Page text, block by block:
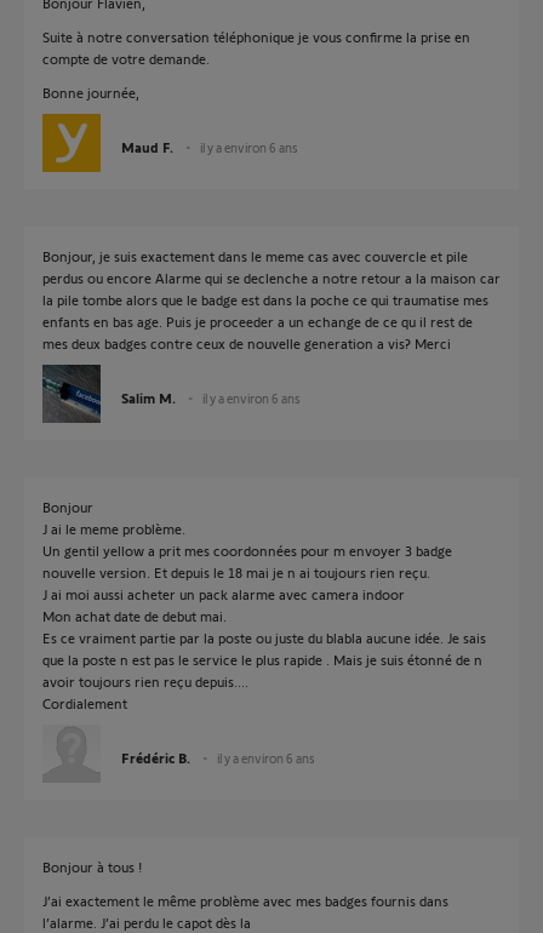
Suite à notre conversation téléphonique je vous confirme la prise en
compte de votre demande.
Bonne journée,
Maud F. il y a environ 6 ans
Bonjour, je suis exactement dans le meme cas avec couvercle et pile
perdus ou encore Alarme qui se declenche a notre retour a la maison car
la pile tombe alors que le badge est dans la poche ce qui traumatise mes
enfants en bas age. Puis je proceeder a un echange de ce qu il rest de
mes deux badges contre ceux de nouvelle generation a vis? Merci
Salim M. il y a environ 6 ans
Bonjour
J ai le meme problème.
Un gentil yellow a prit mes coordonnées pour m envoyer 3 badge
nouvelle version. Et depuis le 18 mai je n ai toujours rien reçu.
J ai moi aussi acheter un pack alarme avec camera indoor
Mon achat date de debut mai.
Es ce vraiment partie par la poste ou juste du blabla aucune idée. Je sais
que la poste n est pas le service le plus rapide . Mais je suis étonné de n
avoir toujours rien reçu depuis....
Cordialement
Frédéric B. il y a environ 6 ans
Bonjour à tous !
J’ai exactement le même problème avec mes badges fournis dans
l’alarme. J’ai perdu le capot dès la